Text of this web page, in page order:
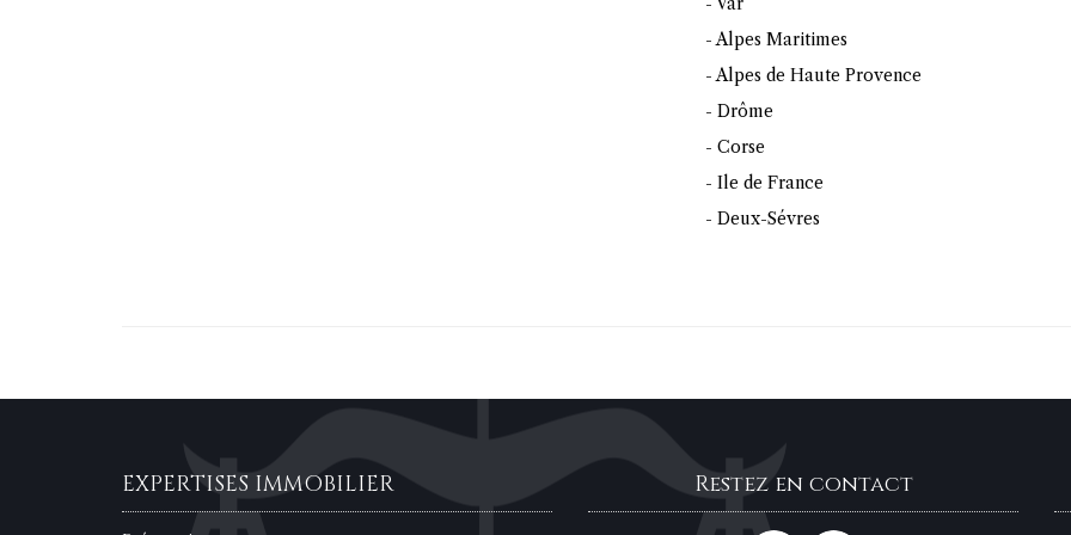
- Alpes Maritimes
- Alpes de Haute Provence
- Drôme
- Corse
- Ile de France
- Deux-Sévres
EXPERTISES IMMOBILIER Restez en contact